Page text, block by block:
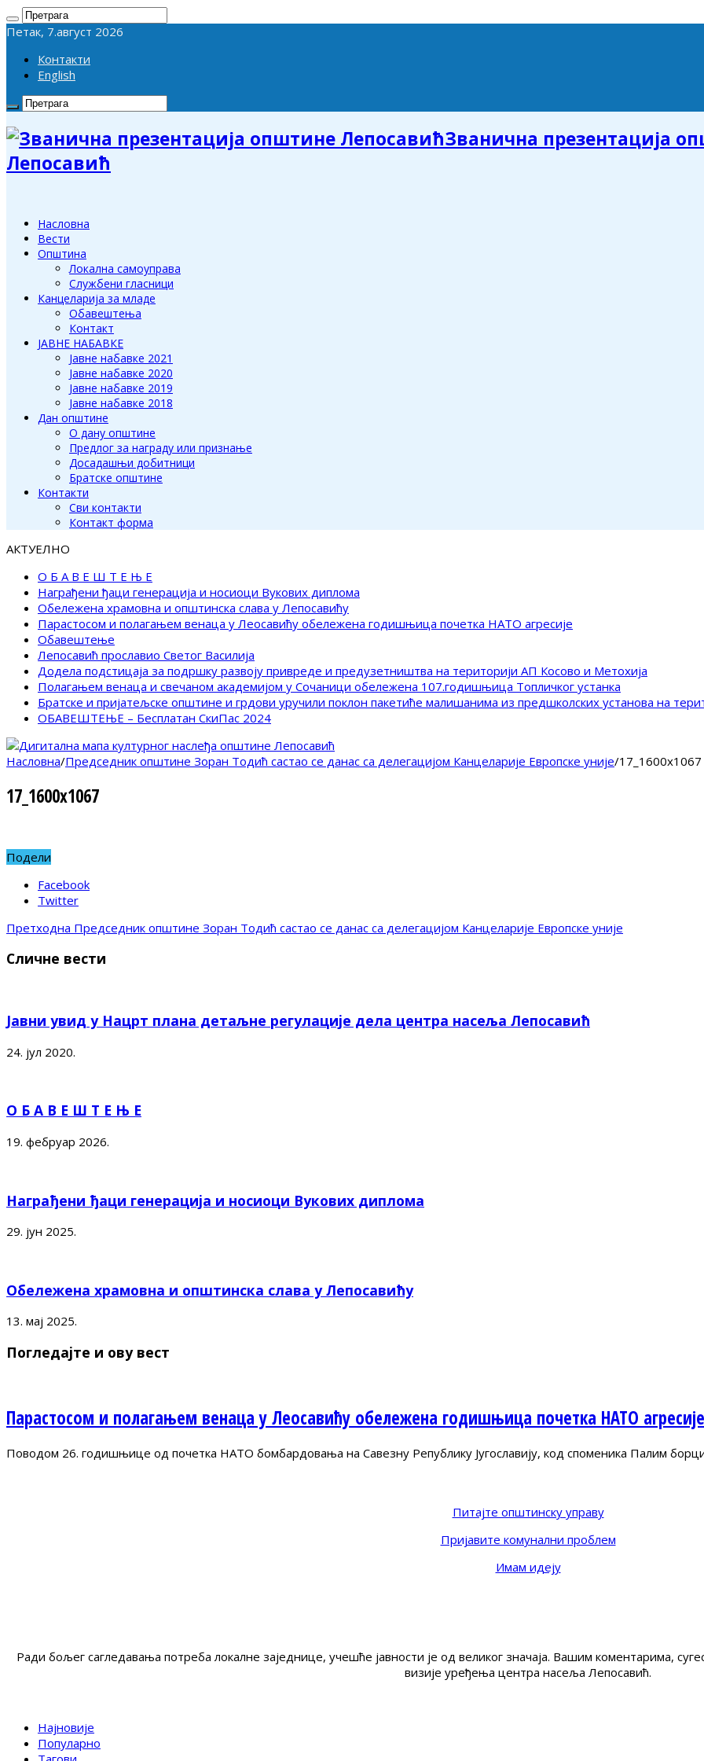
Петак, 7.август 2026
Контакти
English
Званична презентација
Лепосавић
Насловна
Вести
Општина
Локална самоуправа
Службени гласници
Канцеларија за младе
Обавештења
Контакт
ЈАВНЕ НАБАВКЕ
Јавне набавке 2021
Јавне набавке 2020
Јавне набавке 2019
Јавне набавке 2018
Дан општине
О дану општине
Предлог за награду или признање
Досадашњи добитници
Братске општине
Контакти
Сви контакти
Контакт форма
АКТУЕЛНО
О Б А В Е Ш Т Е Њ Е
Награђени ђаци генерација и носиоци Вукових диплома
Обележена храмовна и општинска слава у Лепосавићу
Парастосом и полагањем венаца у Леосавићу обележена годишњица почетка НАТО агресије
Обавештење
Лепосавић прославио Светог Василија
Додела подстицаја за подршку развоју привреде и предузетништва на територији АП Косово и Метохија
Полагањем венаца и свечаном академијом у Сочаници обележена 107.годишњица Топличког устанка
Братске и пријатељске општине и грдови уручили поклон пакетиће малишанима из предшколских установа на
ОБАВЕШТЕЊЕ – Бесплатан СкиПас 2024
Насловна/Председник општине Зоран Тодић састао се данас са делегацијом Канцеларије Европске уније/17_1600x1067
17_1600x1067
Подели
Facebook
Twitter
Претходна Председник општине Зоран Тодић састао се данас са делегацијом Канцеларије Европске уније
Сличне вести
Јавни увид у Нацрт плана детаљне регулације дела центра насеља Лепосавић
24. јул 2020.
О Б А В Е Ш Т Е Њ Е
19. фебруар 2026.
Награђени ђаци генерација и носиоци Вукових диплома
29. јун 2025.
Обележена храмовна и општинска слава у Лепосавићу
13. мај 2025.
Погледајте и ову вест
Парастосом и полагањем венаца у Леосавићу обележена годишњица почетка НАТО агресије
Поводом 26. годишњице од почетка НАТО бомбардовања на Савезну Републику Југославију, код споменика Палим
Питајте општинску управу
Пријавите комунални проблем
Имам идеју
Ради бољег сагледавања потреба локалне заједнице, учешће јавности је од великог значаја. Вашим коментарима,
визије уређења центра насеља Лепосавић.
Најновије
Популарно